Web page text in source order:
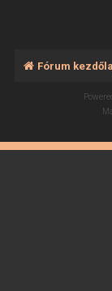
Fórum